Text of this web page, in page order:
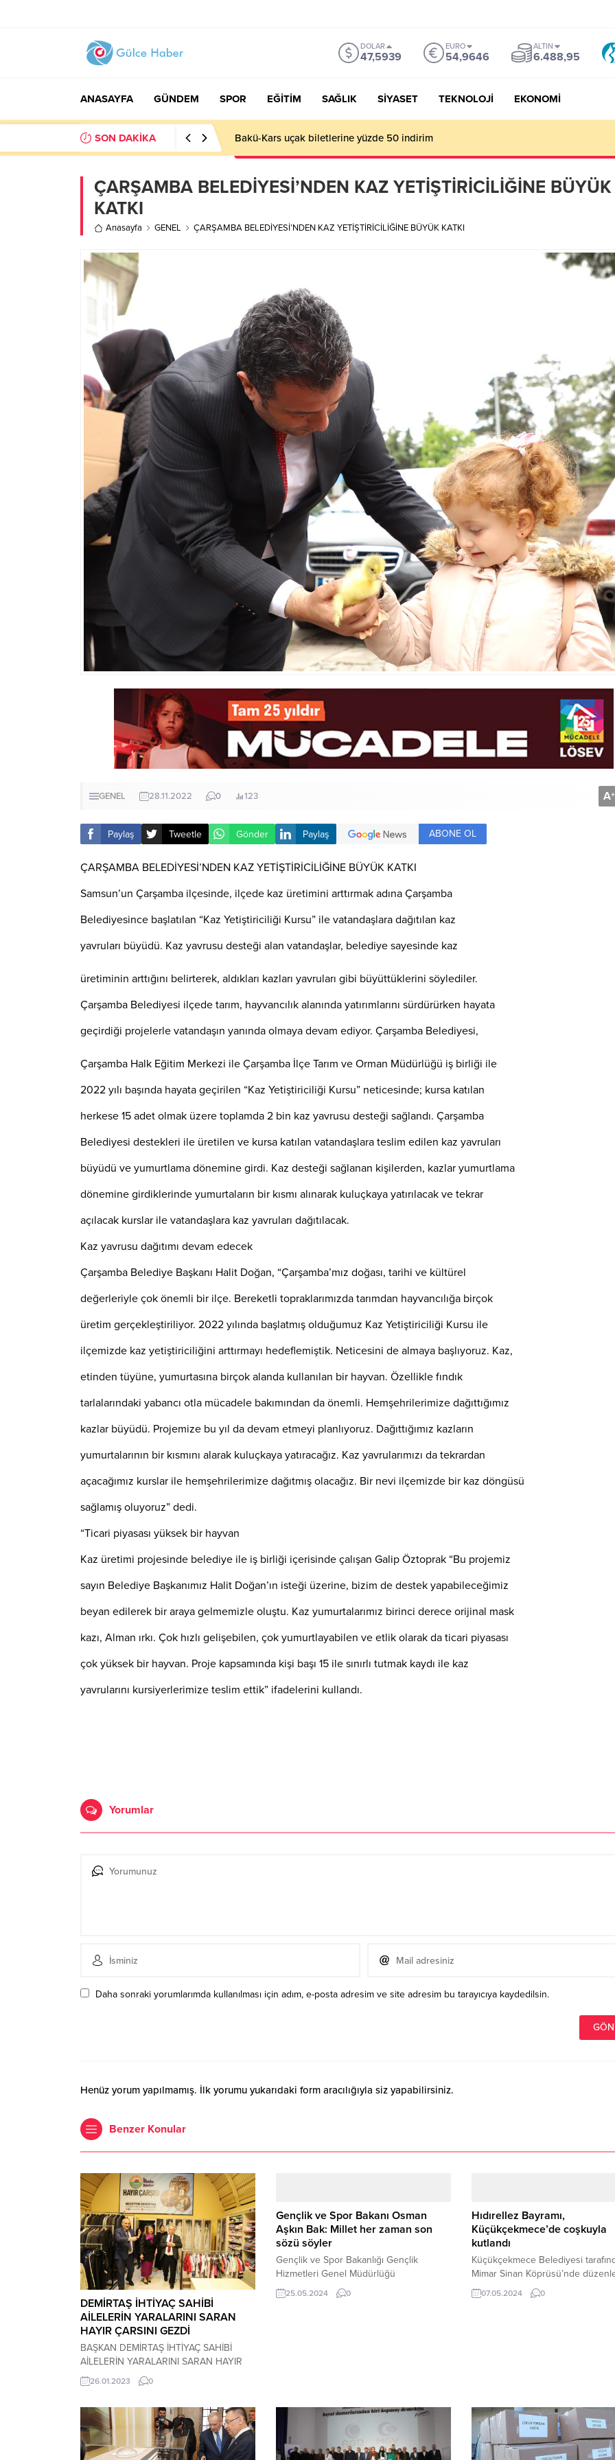
DOLAR
47,5939
EURO
54,9646
ALTIN
6.488,95
ANASAYFA GÜNDEM SPOR EĞİTİM SAĞLIK SİYASET TEKNOLOJİ EKONOMİ
SON DAKİKA Basın İlan Kurumu Genel Müdürü Çay, Bursa’da gazetecilerle buluştu
ÇARŞAMBA BELEDİYESİ’NDEN KAZ YETİŞTİRİCİLİĞİNE BÜYÜK
KATKI
Anasayfa GENEL ÇARŞAMBA BELEDİYESİ’NDEN KAZ YETİŞTİRİCİLİĞİNE BÜYÜK KATKI
GENEL 28.11.2022 0 123 A+
Paylaş Tweetle Gönder Paylaş ABONE OL
ÇARŞAMBA BELEDİYESİ’NDEN KAZ YETİŞTİRİCİLİĞİNE BÜYÜK KATKI
Samsun’un Çarşamba ilçesinde, ilçede kaz üretimini arttırmak adına Çarşamba
Belediyesince başlatılan “Kaz Yetiştiriciliği Kursu” ile vatandaşlara dağıtılan kaz
yavruları büyüdü. Kaz yavrusu desteği alan vatandaşlar, belediye sayesinde kaz
üretiminin arttığını belirterek, aldıkları kazları yavruları gibi büyüttüklerini söylediler.
Çarşamba Belediyesi ilçede tarım, hayvancılık alanında yatırımlarını sürdürürken hayata
geçirdiği projelerle vatandaşın yanında olmaya devam ediyor. Çarşamba Belediyesi,
Çarşamba Halk Eğitim Merkezi ile Çarşamba İlçe Tarım ve Orman Müdürlüğü iş birliği ile
2022 yılı başında hayata geçirilen “Kaz Yetiştiriciliği Kursu” neticesinde; kursa katılan
herkese 15 adet olmak üzere toplamda 2 bin kaz yavrusu desteği sağlandı. Çarşamba
Belediyesi destekleri ile üretilen ve kursa katılan vatandaşlara teslim edilen kaz yavruları
büyüdü ve yumurtlama dönemine girdi. Kaz desteği sağlanan kişilerden, kazlar yumurtlama
dönemine girdiklerinde yumurtaların bir kısmı alınarak kuluçkaya yatırılacak ve tekrar
açılacak kurslar ile vatandaşlara kaz yavruları dağıtılacak.
Kaz yavrusu dağıtımı devam edecek
Çarşamba Belediye Başkanı Halit Doğan, “Çarşamba’mız doğası, tarihi ve kültürel
değerleriyle çok önemli bir ilçe. Bereketli topraklarımızda tarımdan hayvancılığa birçok
üretim gerçekleştiriliyor. 2022 yılında başlatmış olduğumuz Kaz Yetiştiriciliği Kursu ile
ilçemizde kaz yetiştiriciliğini arttırmayı hedeflemiştik. Neticesini de almaya başlıyoruz. Kaz,
etinden tüyüne, yumurtasına birçok alanda kullanılan bir hayvan. Özellikle fındık
tarlalarındaki yabancı otla mücadele bakımından da önemli. Hemşehrilerimize dağıttığımız
kazlar büyüdü. Projemize bu yıl da devam etmeyi planlıyoruz. Dağıttığımız kazların
yumurtalarının bir kısmını alarak kuluçkaya yatıracağız. Kaz yavrularımızı da tekrardan
açacağımız kurslar ile hemşehrilerimize dağıtmış olacağız. Bir nevi ilçemizde bir kaz döngüsü
sağlamış oluyoruz” dedi.
“Ticari piyasası yüksek bir hayvan
Kaz üretimi projesinde belediye ile iş birliği içerisinde çalışan Galip Öztoprak “Bu projemiz
sayın Belediye Başkanımız Halit Doğan’ın isteği üzerine, bizim de destek yapabileceğimiz
beyan edilerek bir araya gelmemizle oluştu. Kaz yumurtalarımız birinci derece orijinal mask
kazı, Alman ırkı. Çok hızlı gelişebilen, çok yumurtlayabilen ve etlik olarak da ticari piyasası
çok yüksek bir hayvan. Proje kapsamında kişi başı 15 ile sınırlı tutmak kaydı ile kaz
yavrularını kursiyerlerimize teslim ettik” ifadelerini kullandı.
Yorumlar
Daha sonraki yorumlarımda kullanılması için adım, e-posta adresim ve site adresim bu tarayıcıya kaydedilsin.
Henüz yorum yapılmamış. İlk yorumu yukarıdaki form aracılığıyla siz yapabilirsiniz.
Benzer Konular
DEMİRTAŞ İHTİYAÇ SAHİBİ
AİLELERİN YARALARINI SARAN
HAYIR ÇARSINI GEZDİ
BAŞKAN DEMİRTAŞ İHTİYAÇ SAHİBİ
AİLELERİN YARALARINI SARAN HAYIR
ÇARSINI GEZDİ GÖNÜLLÜ BAŞKAN
BAYAN DEMİRTAŞ 2022 YILI
YARDIMSEVER HALKIMIZIN BİZE
GÜVENCİ TAM İlkadım Belediye Başkanı
Necattin Demirtaş, “Hayır Çarşısı bizim
26.01.2023 0
Gençlik ve Spor Bakanı Osman
Aşkın Bak: Millet her zaman son
sözü söyler
Gençlik ve Spor Bakanlığı Gençlik
Hizmetleri Genel Müdürlüğü
tarafından İstanbul Demokrasi ve
Özgürlükler Adası’nda, Türkiye’nin ikinci
boyu süren toplantılara Gençlik ve Spor
Bakanı Osman Aşkın Bak,...
25.05.2024 0
Hıdırellez Bayramı,
Küçükçekmece’de coşkuyla
kutlandı
Küçükçekmece Belediyesi
Mimar Sinan Köprüsü’nde
etkinliğe, 7’den 77’ye
ilgi gösterdi. Geleneksel
07.05.2024 0